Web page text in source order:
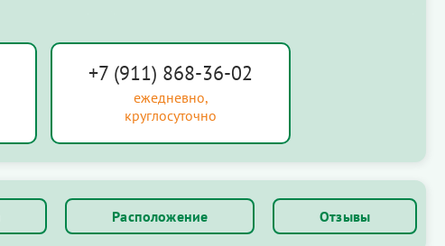
+7 (911) 868-36-02
ежедневно,
круглосуточно
Расположение Отзывы